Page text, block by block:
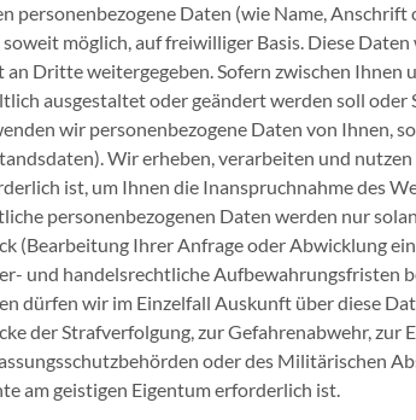
personenbezogene Daten (wie Name,
soweit möglich, auf freiwilliger Basis. Diese
an Dritte weitergegeben. Sofern zwischen Ihnen
ausgestaltet oder geändert werden soll oder
wir personenbezogene Daten von Ihnen,
Wir erheben, verarbeiten und
ist, um Ihnen die Inanspruchnahme des
personenbezogenen Daten werden nur
(Bearbeitung Ihrer Anfrage oder Abwicklung
und handelsrechtliche Aufbewahrungsfristen
dürfen wir im Einzelfall Auskunft über diese
der Strafverfolgung, zur Gefahrenabwehr, zur
oder des Militärischen
am geistigen Eigentum erforderlich ist.